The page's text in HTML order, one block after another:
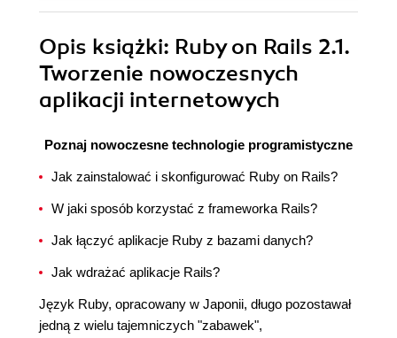
Opis książki: Ruby on Rails 2.1.
Tworzenie nowoczesnych
aplikacji internetowych
Poznaj nowoczesne technologie programistyczne
Jak zainstalować i skonfigurować Ruby on Rails?
W jaki sposób korzystać z frameworka Rails?
Jak łączyć aplikacje Ruby z bazami danych?
Jak wdrażać aplikacje Rails?
Język Ruby, opracowany w Japonii, długo pozostawał
jedną z wielu tajemniczych "zabawek",